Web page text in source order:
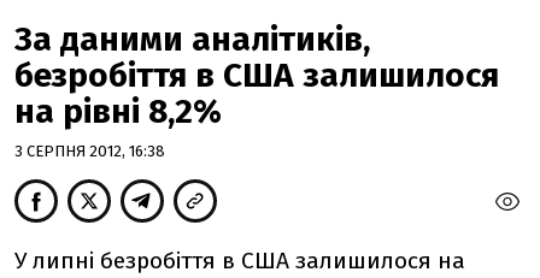
За даними аналітиків,
безробіття в США залишилося
на рівні 8,2%
3 СЕРПНЯ 2012, 16:38
У липні безробіття в США залишилося на